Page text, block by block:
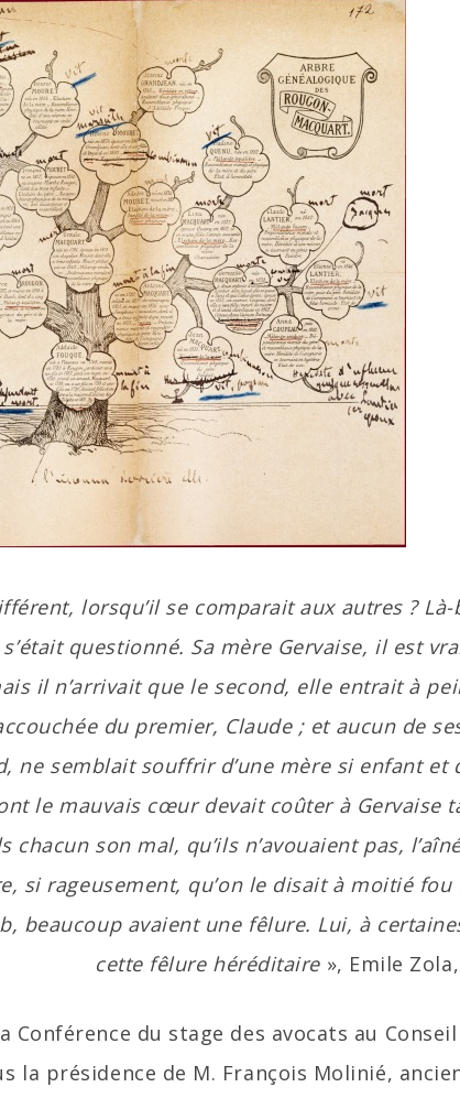
lorsqu’il se comparait aux autres ?
questionné. Sa mère Gervaise, il est
il n’arrivait que le second, elle entrait à
du premier, Claude ; et aucun de
ne semblait souffrir d’une mère si enfant et
le mauvais cœur devait coûter à Gervaise
chacun son mal, qu’ils n’avouaient pas,
si rageusement, qu’on le disait à moitié
beaucoup avaient une fêlure. Lui, à
cette fêlure héréditaire », Emile
Conférence du stage des avocats au
la présidence de M. François Molinié,